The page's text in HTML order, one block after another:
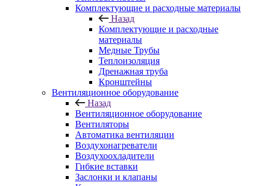
Комплектующие и расходные материалы
Назад
Комплектующие и расходные
материалы
Медные Трубы
Теплоизоляция
Дренажная труба
Кронштейны
Вентиляционное оборудование
Назад
Вентиляционное оборудование
Вентиляторы
Автоматика вентиляции
Воздухонагреватели
Воздухоохладители
Гибкие вставки
Заслонки и клапаны